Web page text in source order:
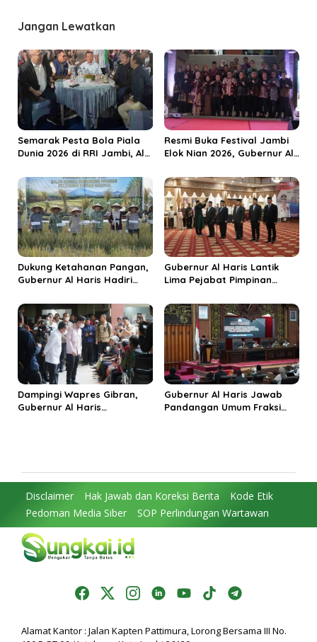
a
s
i
p
o
s
Jangan Lewatkan
Semarak Pesta Bola Piala
Dunia 2026 di RRI Jambi, Al
Ekonomi Rakyat
Resmi Buka Festival Jambi
Elok Nian 2026, Gubernur Al
Jadi Destinasi Wisata
Budaya Unggulan
Dukung Ketahanan Pangan,
Gubernur Al Haris Hadiri
Kabupaten Tanjungjabung
Timur
Gubernur Al Haris Lantik
Lima Pejabat Pimpinan
Penguatan Kinerja dan
Integritas
Dampingi Wapres Gibran,
Gubernur Al Haris
Gubernur Al Haris Jawab
Pandangan Umum Fraksi
Disclaimer Hak Jawab dan Koreksi Berita
Kode Etik
Pedoman Media Siber
SOP Perlindungan Wartawan
Alamat Kantor : Jalan Kapten Pattimura, Lorong Bersama III No.